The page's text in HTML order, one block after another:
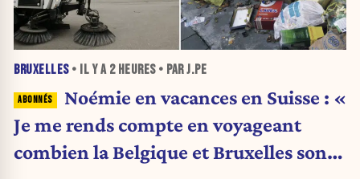
BRUXELLES• IL Y A 2 HEURES• PAR J.PE
Noémie en vacances en Suisse : «
Je me rends compte en voyageant
combien la Belgique et Bruxelles sont